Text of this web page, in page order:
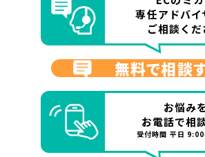
専任アドバイ
ご相談くだ
無料で相談
お悩み
お電話で相
受付時間 平日